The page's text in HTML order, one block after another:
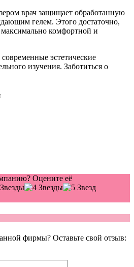
врач защищает обработанную
гелем. Этого достаточно,
комфортной и
эстетические
изучения. Заботиться о
Оцените её
фирмы? Оставьте свой отзыв: